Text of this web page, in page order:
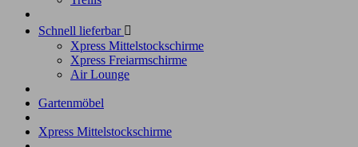
Schnell lieferbar 
Xpress Mittelstockschirme
Xpress Freiarmschirme
Air Lounge
Gartenmöbel
Xpress Mittelstockschirme